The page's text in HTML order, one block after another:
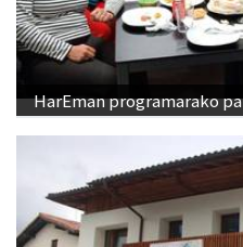
HarEman programarako